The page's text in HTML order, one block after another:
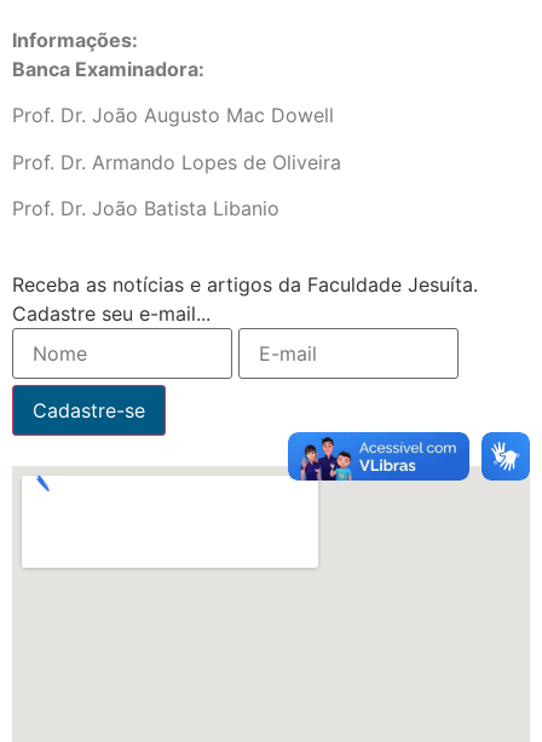
Informações:
Banca Examinadora:
Prof. Dr. João Augusto Mac Dowell
Prof. Dr. Armando Lopes de Oliveira
Prof. Dr. João Batista Libanio
Receba as notícias e artigos da Faculdade Jesuíta.
Cadastre seu e-mail...